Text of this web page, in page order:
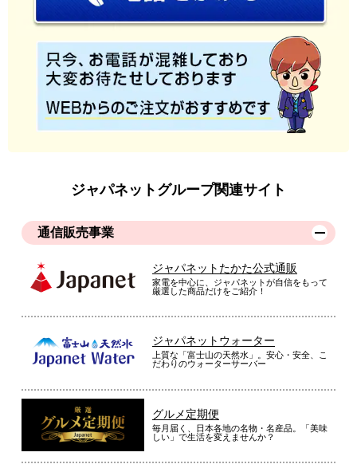
ジャパネットグループ関連サイト
通信販売事業
ジャパネットたかた公式通販
家電を中心に、ジャパネットが自信をもって
厳選した商品だけをご紹介！
ジャパネットウォーター
上質な「富士山の天然水」。安心・安全、こ
だわりのウォーターサーバー
グルメ定期便
毎月届く、日本各地の名物・名産品。「美味
しい」で生活を変えませんか？